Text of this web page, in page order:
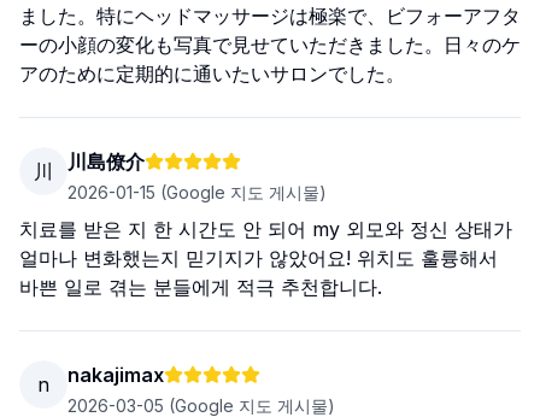
ました。特にヘッドマッサージは極楽で、ビフォーアフタ
ーの小顔の変化も写真で見せていただきました。日々のケ
アのために定期的に通いたいサロンでした。
川 川島僚介
2026-01-15 (Google 지도 게시물)
치료를 받은 지 한 시간도 안 되어 my 외모와 정신 상태가
얼마나 변화했는지 믿기지가 않았어요! 위치도 훌륭해서
바쁜 일로 겪는 분들에게 적극 추천합니다.
n nakajimax
2026-03-05 (Google 지도 게시물)